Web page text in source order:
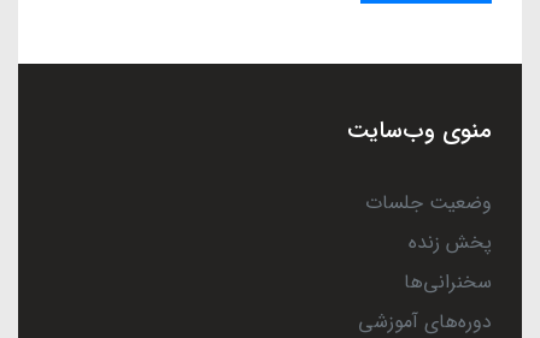
منوی وب‌سایت
وضعیت جلسات
پخش زنده
سخنرانی‌ها
دوره‌های آموزشی